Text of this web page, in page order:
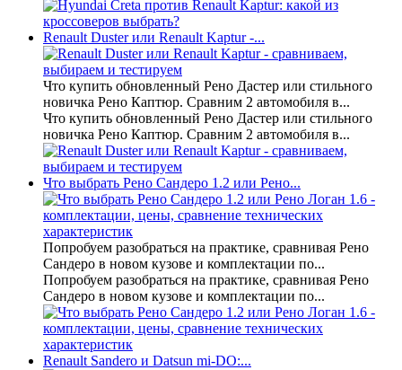
Renault Duster или Renault Kaptur -...
Что купить обновленный Рено Дастер или стильного
новичка Рено Каптюр. Сравним 2 автомобиля в...
Что купить обновленный Рено Дастер или стильного
новичка Рено Каптюр. Сравним 2 автомобиля в...
Что выбрать Рено Сандеро 1.2 или Рено...
Попробуем разобраться на практике, сравнивая Рено
Сандеро в новом кузове и комплектации по...
Попробуем разобраться на практике, сравнивая Рено
Сандеро в новом кузове и комплектации по...
Renault Sandero и Datsun mi-DO:...